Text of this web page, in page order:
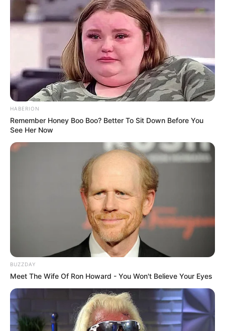
Lageplan als
Deutschlandweit Veranstaltung kostenlos
eintragen:
Bilderfreigabe: Die Bilder dieser Seite dürfen unter
bestimmten Bedingungen für private und kommerzielle
Zwecke kostenlos benutzt werden. Weiteres siehe
Bilderfreigabe .
Deutschlandweit Veranstaltung kostenlos
eintragen:
HABERION
Remember Honey Boo Boo? Better To Sit Down Before You
See Her Now
BUZZDAY
Meet The Wife Of Ron Howard - You Won't Believe Your Eyes